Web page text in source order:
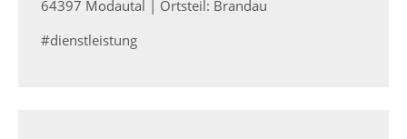
64397 Modautal | Ortsteil: Brandau
#dienstleistung